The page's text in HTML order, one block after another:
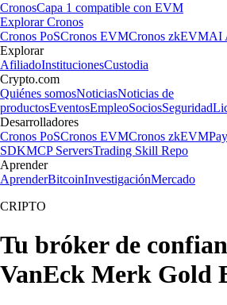
CronosCapa 1 compatible con EVM
Explorar Cronos
Cronos PoSCronos EVMCronos zkEVMAI
Explorar
AfiliadoInstitucionesCustodia
Crypto.com
Quiénes somosNoticiasNoticias de
productosEventosEmpleoSociosSeguridad
Desarrolladores
Cronos PoSCronos EVMCronos zkEVM
SDKMCP ServersTrading Skill Repo
Aprender
AprenderBitcoinInvestigaciónMercado
CRIPTO
Tu bróker de
VanEck Merk Gold